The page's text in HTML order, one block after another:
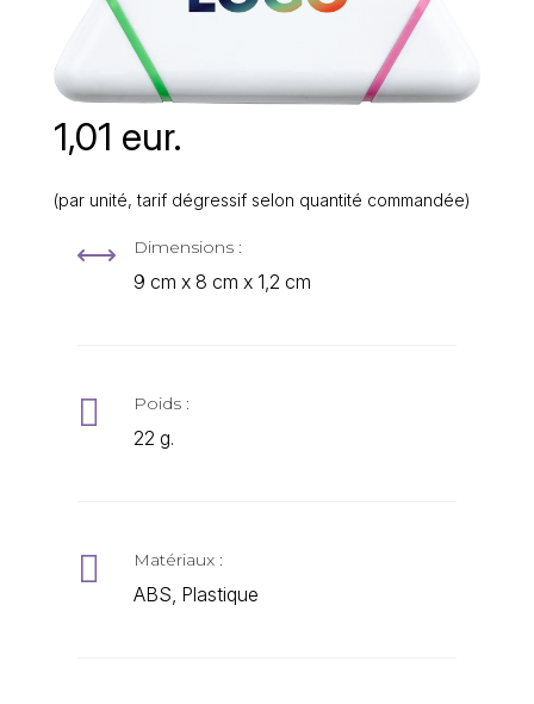
1,01 eur.
(par unité, tarif dégressif selon quantité commandée)
, Dimensions :
9 cm x 8 cm x 1,2 cm
 Poids :
22 g.
 Matériaux :
ABS, Plastique